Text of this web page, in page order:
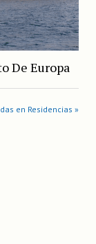
De Europa
en Residencias »